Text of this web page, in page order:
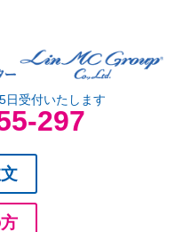
日受付いたします
297